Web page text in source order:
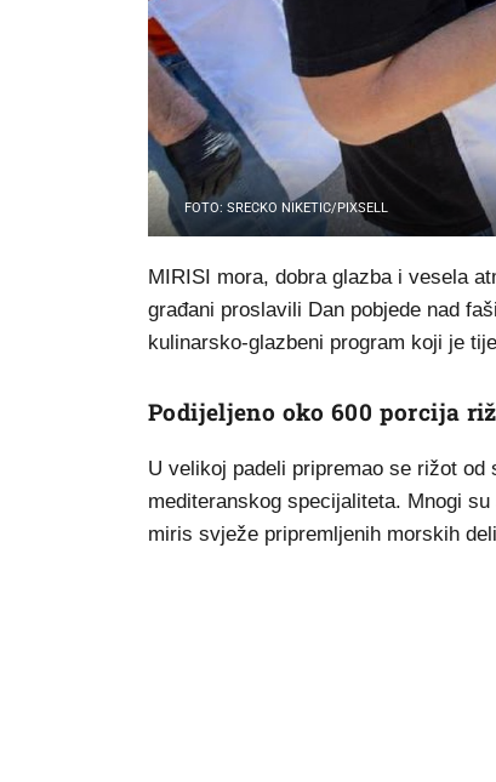
FOTO: SRECKO NIKETIC/PIXSELL
MIRISI mora, dobra glazba i vesela
građani proslavili Dan pobjede nad
kulinarsko-glazbeni program koji je
Podijeljeno oko 600 porcija
U velikoj padeli pripremao se rižot od
mediteranskog specijaliteta. Mnogi
miris svježe pripremljenih morskih